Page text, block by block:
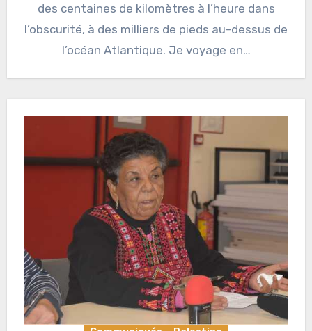
des centaines de kilomètres à l’heure dans
l’obscurité, à des milliers de pieds au-dessus de
l’océan Atlantique. Je voyage en…